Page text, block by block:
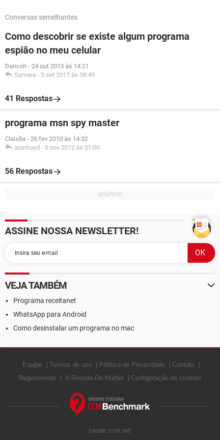
Conversas semelhantes
Como descobrir se existe algum programa
espião no meu celular
Dancoh - 24 out 2013 às 14:21
Samara - 5 set 2017 às 08:49
41 Respostas
programa msn spy master
Claudia - 26 fev 2010 às 14:32
aranhayd - 5 nov 2012 às 01:00
56 Respostas
ASSINE NOSSA NEWSLETTER!
VEJA TAMBÉM
Programa receitanet
WhatsApp para Android
Como desinstalar um programa no mac
Equipe Termos de uso Política de Privacidade
Contato
Regulamento
A Revista Da Mulher Configuração de cookies
saude.ccm.net